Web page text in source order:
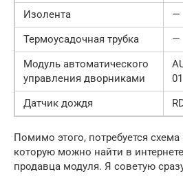
Изолента
—
Термоусадочная трубка
—
Модуль автоматического
управления дворниками
01
Датчик дождя
Помимо этого, потребуется
которую можно найти в
продавца модуля. Я советую